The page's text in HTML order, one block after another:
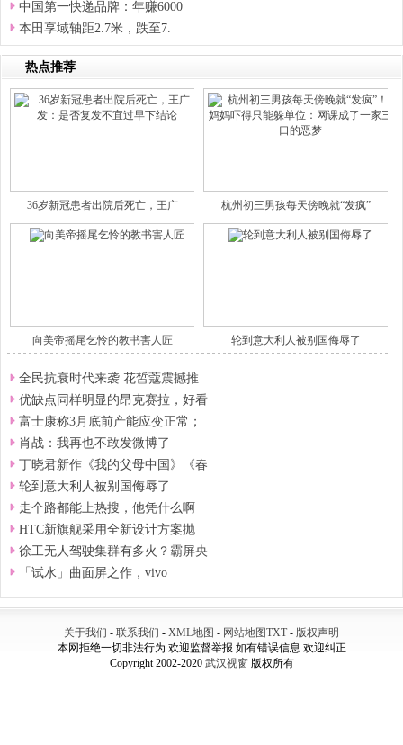
中国第一快递品牌：年赚6000
本田享域轴距2.7米，跌至7.
热点推荐
36岁新冠患者出院后死亡，王广 杭州初三男孩每天傍晚就“发疯”
向美帝摇尾乞怜的教书害人匠 轮到意大利人被别国侮辱了
全民抗衰时代来袭 花皙蔻震撼推
优缺点同样明显的昂克赛拉，好看
富士康称3月底前产能应变正常；
肖战：我再也不敢发微博了
丁晓君新作《我的父母中国》《春
轮到意大利人被别国侮辱了
走个路都能上热搜，他凭什么啊
HTC新旗舰采用全新设计方案抛
徐工无人驾驶集群有多火？霸屏央
「试水」曲面屏之作，vivo
关于我们 - 联系我们 - XML地图 - 网站地图TXT- 版权声明
本网拒绝一切非法行为 欢迎监督举报 如有错误信息 欢迎纠正
Copyright 2002-2020 武汉视窗版权所有